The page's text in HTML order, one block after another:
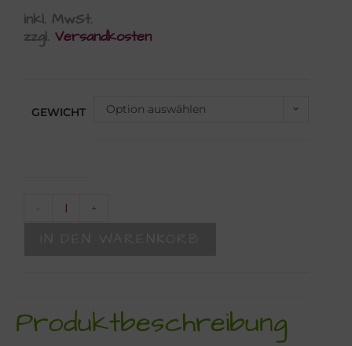
inkl. MwSt.
zzgl. Versandkosten
GEWICHT Option auswählen
- +
Produktbeschreibung